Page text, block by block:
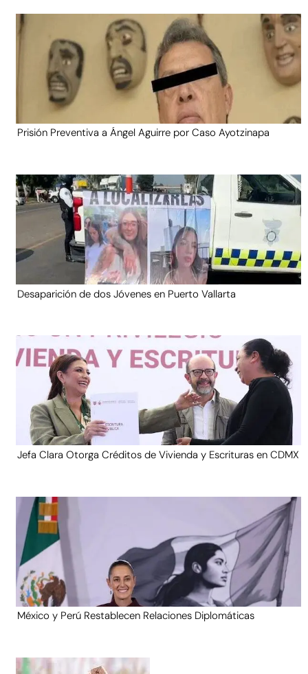
Prisión Preventiva a Ángel Aguirre por Caso Ayotzinapa
Desaparición de dos Jóvenes en Puerto Vallarta
Jefa Clara Otorga Créditos de Vivienda y Escrituras en CDMX
México y Perú Restablecen Relaciones Diplomáticas